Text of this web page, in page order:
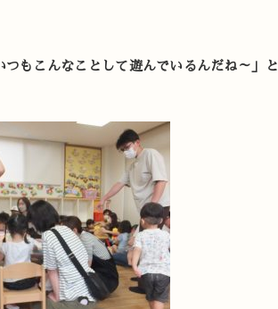
もこんなことして遊んでいるんだね～」と